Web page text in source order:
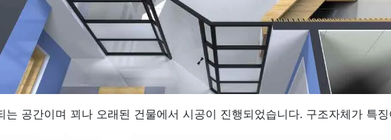
는 공간이며 꾀나 오래된 건물에서 시공이 진행되었습니다. 구조자체가 특